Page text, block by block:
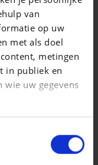
van
op uw
met als doel
metingen
in publiek en
uw gegevens
geografische
kan zijn